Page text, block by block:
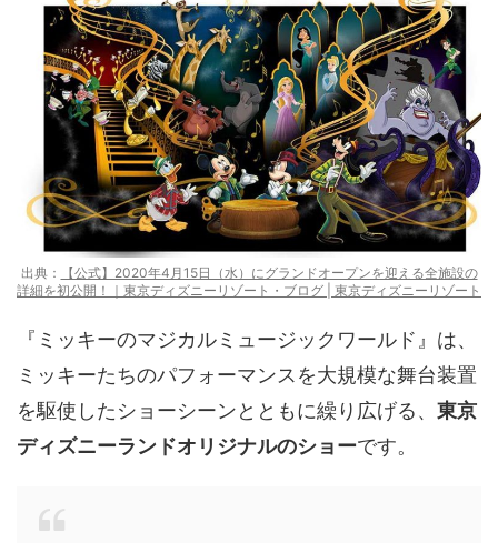
出典：
【公式】2020年4月15日（水）にグランドオープンを迎える全施設の
詳細を初公開！｜東京ディズニーリゾート・ブログ | 東京ディズニーリゾート
『ミッキーのマジカルミュージックワールド』は、
ミッキーたちのパフォーマンスを大規模な舞台装置
を駆使したショーシーンとともに繰り広げる、 東京
ディズニーランドオリジナルのショーです。